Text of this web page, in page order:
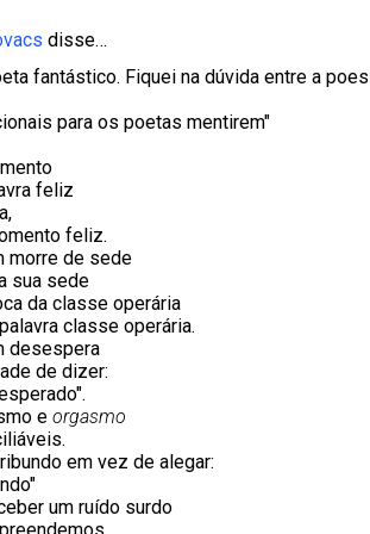
disse…
fantástico. Fiquei na dúvida entre a
para os poetas mentirem"
feliz
feliz.
morre de sede
sua sede
da classe operária
classe operária.
desespera
de dizer:
e orgasmo
em vez de alegar:
um ruído surdo